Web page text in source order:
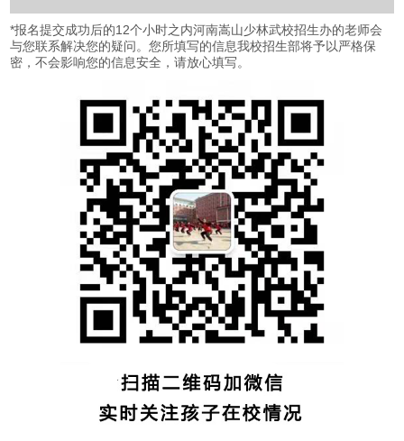
*报名提交成功后的12个小时之内河南嵩山少林武校招生办的老师会
与您联系解决您的疑问。您所填写的信息我校招生部将予以严格保
密，不会影响您的信息安全，请放心填写。